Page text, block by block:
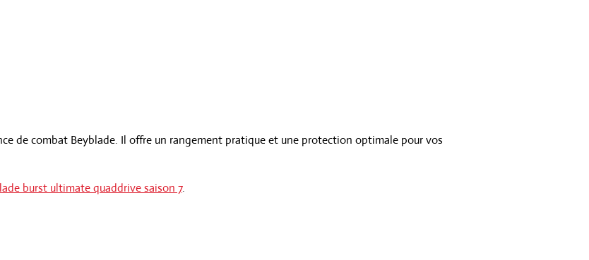
de combat Beyblade. Il offre un rangement pratique et une protection optimale pour vos
burst ultimate quaddrive saison 7.